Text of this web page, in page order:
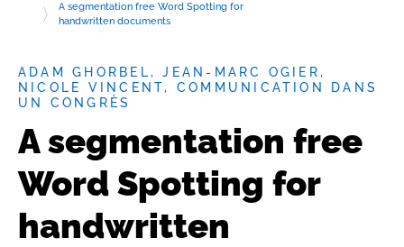
A segmentation free Word Spotting for
handwritten documents
ADAM GHORBEL, JEAN-MARC OGIER,
NICOLE VINCENT, COMMUNICATION DANS
UN CONGRÈS
A segmentation free
Word Spotting for
handwritten